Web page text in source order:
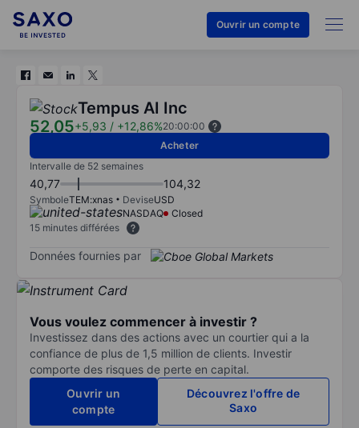
Ouvrir un compte
Tempus AI Inc
52,05+5,93 / +12,86%20:00:00
Acheter
Intervalle de 52 semaines
40,77 104,32
SymboleTEM:xnas DeviseUSD
NASDAQ
Closed
15 minutes différées
Données fournies par
Vous voulez commencer à investir ?
Investissez dans des actions avec un courtier qui a la
confiance de plus de 1,5 million de clients. Investir
comporte des risques de perte en capital.
Ouvrir un
compte
Découvrez l'offre de
Saxo